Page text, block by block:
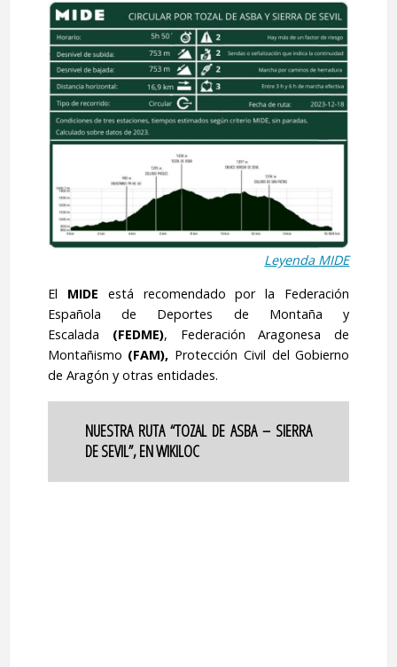
Leyenda MIDE
El MIDE está recomendado por la Federación
Española de Deportes de Montaña y
Escalada (FEDME), Federación Aragonesa de
Montañismo (FAM), Protección Civil del Gobierno
de Aragón y otras entidades.
NUESTRA RUTA “TOZAL DE ASBA– SIERRA
DE SEVIL”, EN WIKILOC